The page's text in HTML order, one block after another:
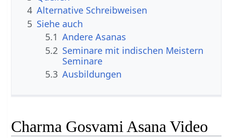
4 Alternative Schreibweisen
5 Siehe auch
5.1 Andere Asanas
5.2 Seminare mit indischen Meistern
Seminare
5.3 Ausbildungen
Charma Gosvami Asana Video